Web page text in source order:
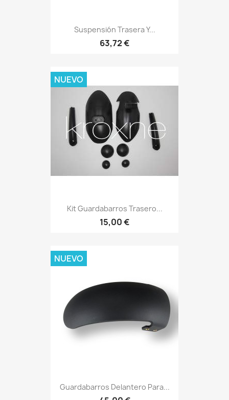
Suspensión Trasera Y...
63,72 €
Kit Guardabarros Trasero...
15,00 €
NUEVO
Guardabarros Delantero Para...
NUEVO